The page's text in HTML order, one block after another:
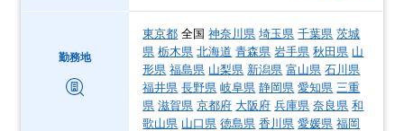
勤務地
東京都 全国神奈川県 埼玉県 千葉県 茨城
県 栃木県 北海道 青森県 岩手県 秋田県 山
形県 福島県 山梨県 新潟県 富山県 石川県
福井県 長野県 岐阜県 静岡県 愛知県 三重
県 滋賀県 京都府 大阪府 兵庫県 奈良県 和
歌山県 山口県 徳島県 香川県 愛媛県 福岡